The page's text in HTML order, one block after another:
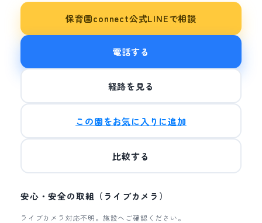
保育園connect公式LINEで相談
電話する
経路を見る
この園をお気に入りに追加
比較する
安心・安全の取組（ライブカメラ）
ライブカメラ対応不明。施設へご確認ください。